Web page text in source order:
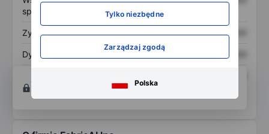
Tylko niezbędne
Zarządzaj zgodą
Polska
sprzedaży
Zysk na akcję XXXXXXX XXXXXXX
Dywidenda na akcję XXXXXXX XXXXXXX
własnego
Otwórz konto
aby uzyskać dostęp do większej